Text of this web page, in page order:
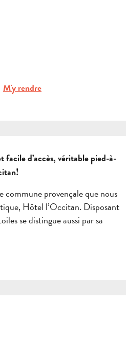
FR
M'y rendre
d’accès, véritable pied-à-
commune provençale que nous
Hôtel l’Occitan. Disposant
se distingue aussi par sa